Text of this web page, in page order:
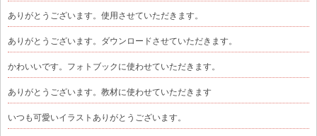
ありがとうございます。使用させていただきます。
ありがとうございます。ダウンロードさせていただきます。
かわいいです。フォトブックに使わせていただきます。
ありがとうございます。教材に使わせていただきます
いつも可愛いイラストありがとうございます。